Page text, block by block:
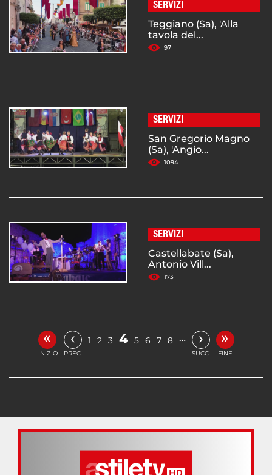
SERVIZI
Teggiano (Sa), 'Alla
tavola del...
97
SERVIZI
San Gregorio Magno
(Sa), 'Angio...
1094
SERVIZI
Castellabate (Sa),
Antonio Vill...
173
«
INIZIO
‹
PREC.
1 2 3 4 5 6 7 8 … ›
SUCC.
»
FINE